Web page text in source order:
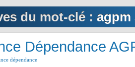
du mot-clé : agpm
Dépendance
dépendance